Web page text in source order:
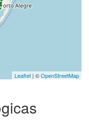
Leaflet | ©OpenStreetMap